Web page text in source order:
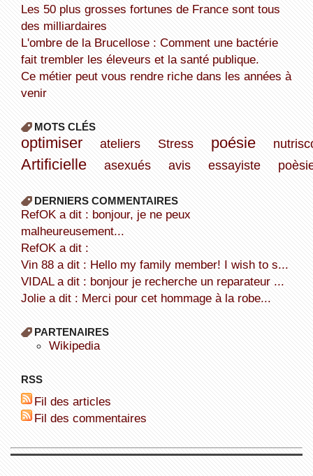
Les 50 plus grosses fortunes de France sont tous
des milliardaires
L'ombre de la Brucellose : Comment une bactérie
fait trembler les éleveurs et la santé publique.
Ce métier peut vous rendre riche dans les années à
venir
MOTS CLÉS
optimiser ateliers Stress poésie
Artificielle asexués avis essayiste
DERNIERS COMMENTAIRES
refOK a dit : bonjour, je ne peux
malheureusement...
refOK a dit :
Vin 88 a dit : Hello my family member! I wish to s...
VIDAL a dit : bonjour je recherche un reparateur ...
Jolie a dit : Merci pour cet hommage à la robe...
PARTENAIRES
wikipedia
RSS
Fil des articles
Fil des commentaires